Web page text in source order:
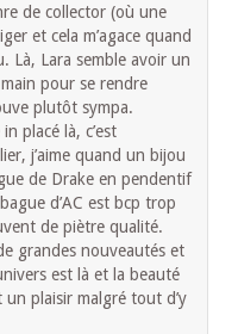
de collector (où une
et cela m’agace quand
Là, Lara semble avoir un
pour se rendre
plutôt sympa.
placé là, c’est
j’aime quand un bijou
de Drake en pendentif
d’AC est bcp trop
de piètre qualité.
grandes nouveautés et
est là et la beauté
un plaisir malgré tout d’y